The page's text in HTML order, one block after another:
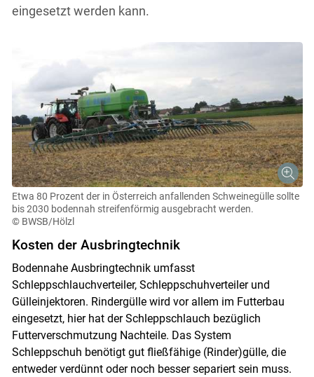
eingesetzt werden kann.
Etwa 80 Prozent der in Österreich anfallenden Schweinegülle sollte
bis 2030 bodennah streifenförmig ausgebracht werden.
© BWSB/Hölzl
Kosten der Ausbringtechnik
Bodennahe Ausbringtechnik umfasst
Schleppschlauchverteiler, Schleppschuhverteiler und
Gülleinjektoren. Rindergülle wird vor allem im Futterbau
eingesetzt, hier hat der Schleppschlauch bezüglich
Futterverschmutzung Nachteile. Das System
Schleppschuh benötigt gut fließfähige (Rinder)gülle, die
entweder verdünnt oder noch besser separiert sein muss.